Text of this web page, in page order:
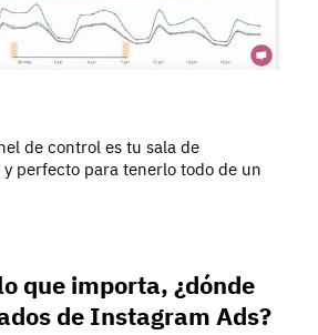
de control es tu sala de
perfecto para tenerlo todo de un
que importa, ¿dónde
de Instagram Ads?